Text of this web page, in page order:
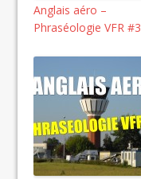
Anglais aéro –
Phraséologie VFR #3